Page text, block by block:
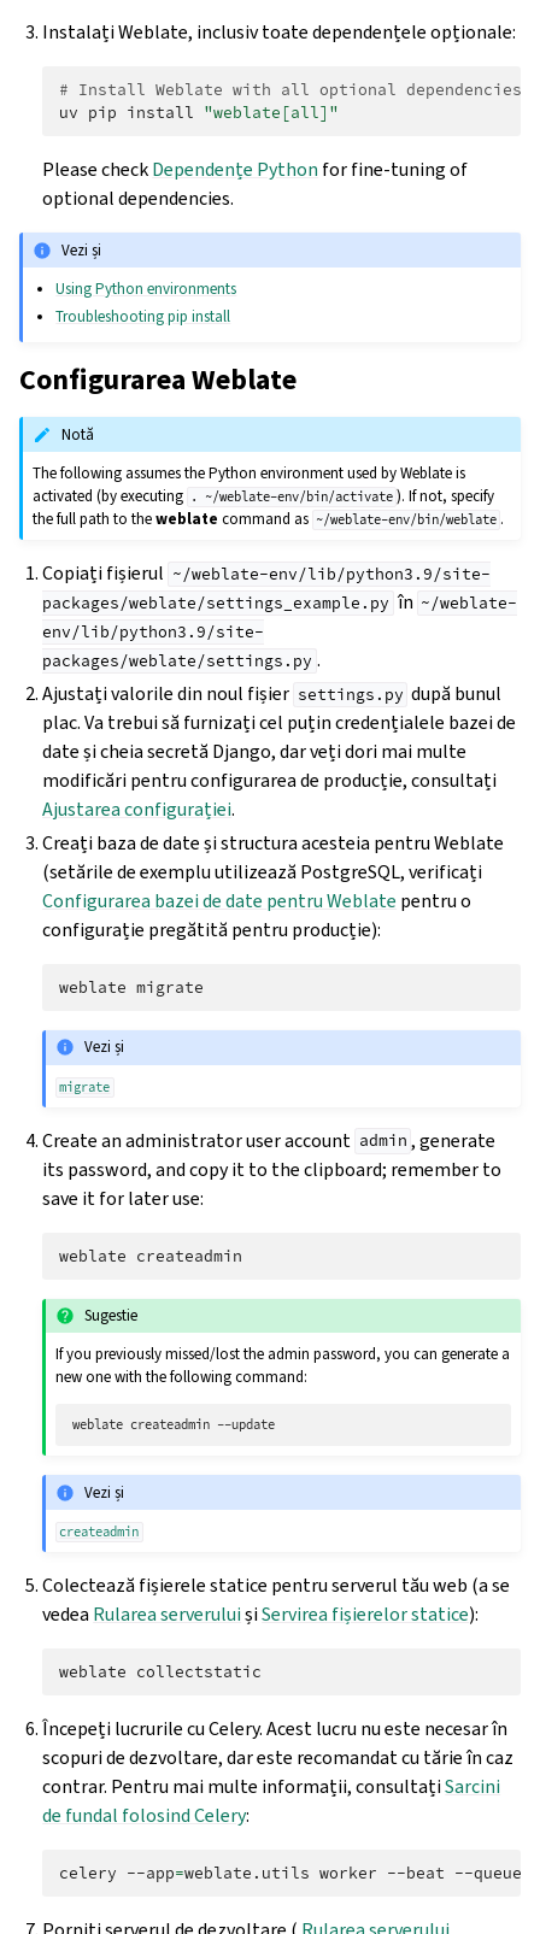
Instalați Weblate, inclusiv toate dependențele opționale:
# Install Weblate with all optional dependencies
uv pip install "weblate[all]"
Please checkDependențe Python for fine-tuning of
optional dependencies.
Vezi și
Using Python environments
Troubleshooting pip install
Configurarea Weblate
Notă
The following assumes the Python environment used by Weblate is
activated (by executing
. ~/weblate-env/bin/activate ). If not, specify
the full path to theweblate command as ~/weblate-env/bin/weblate .
Copiați fișierul ~/weblate-env/lib/python3.9/site-
packages/weblate/settings_example.py în ~/weblate-
env/lib/python3.9/site-
packages/weblate/settings.py .
Ajustați valorile din noul fișier settings.py după bunul
plac. Va trebui să furnizați cel puțin credențialele bazei de
date și cheia secretă Django, dar veți dori mai multe
modificări pentru configurarea de producție, consultați
Ajustarea configurației.
Creați baza de date și structura acesteia pentru Weblate
(setările de exemplu utilizează PostgreSQL, verificați
Configurarea bazei de date pentru Weblate pentru o
configurație pregătită pentru producție):
weblate
Vezi și
migrate
Create an administrator user account admin , generate
its password, and copy it to the clipboard; remember to
save it for later use:
weblate
Sugestie
If you previously missed/lost the admin password, you can generate a
new one with the following command:
weblate createadmin
Vezi și
createadmin
Colectează fișierele statice pentru serverul tău web (a se
vedea Rularea serveruluișiServirea fișierelor statice):
weblate
Începeți lucrurile cu Celery. Acest lucru nu este necesar în
scopuri de dezvoltare, dar este recomandat cu tărie în caz
contrar. Pentru mai multe informații, consultațiSarcini
de fundal folosind Celery:
celery --app=weblate.utils worker --beat --queues